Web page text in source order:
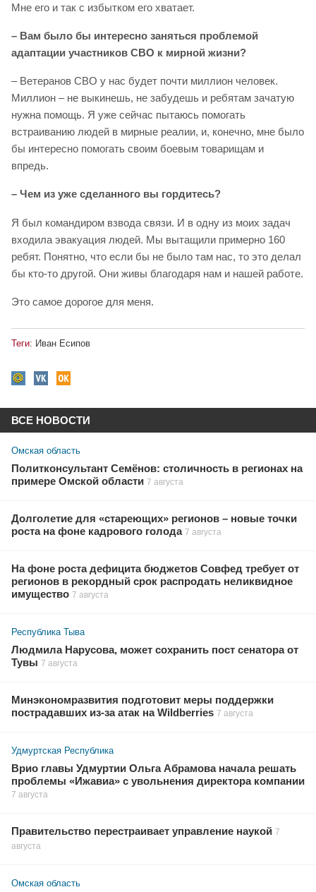
Мне его и так с избытком его хватает.
– Вам было бы интересно заняться проблемой
адаптации участников СВО к мирной жизни?
– Ветеранов СВО у нас будет почти миллион человек.
Миллион – не выкинешь, не забудешь и ребятам зачатую
нужна помощь. Я уже сейчас пытаюсь помогать
встраиванию людей в мирные реалии, и, конечно, мне было
бы интересно помогать своим боевым товарищам и
впредь.
– Чем из уже сделанного вы гордитесь?
Я был командиром взвода связи. И в одну из моих задач
входила эвакуация людей. Мы вытащили примерно 160
ребят. Понятно, что если бы не было там нас, то это делал
бы кто-то другой. Они живы благодаря нам и нашей работе.
Это самое дорогое для меня.
Теги: Иван Есипов
ВСЕ НОВОСТИ
Омская область
Политконсультант Семёнов: столичность в регионах на
примере Омской области 7 августа
Долголетие для «стареющих» регионов – новые точки
роста на фоне кадрового голода 7 августа
На фоне роста дефицита бюджетов Совфед требует от
регионов в рекордный срок распродать неликвидное
имущество 7 августа
Республика Тыва
Людмила Нарусова, может сохранить пост сенатора от
Тувы 7 августа
Минэкономразвития подготовит меры поддержки
пострадавших из-за атак на Wildberries 7 августа
Удмуртская Республика
Врио главы Удмуртии Ольга Абрамова начала решать
проблемы «Ижавиа» с увольнения директора компании
7 августа
Правительство перестраивает управление наукой 7
августа
Омская область